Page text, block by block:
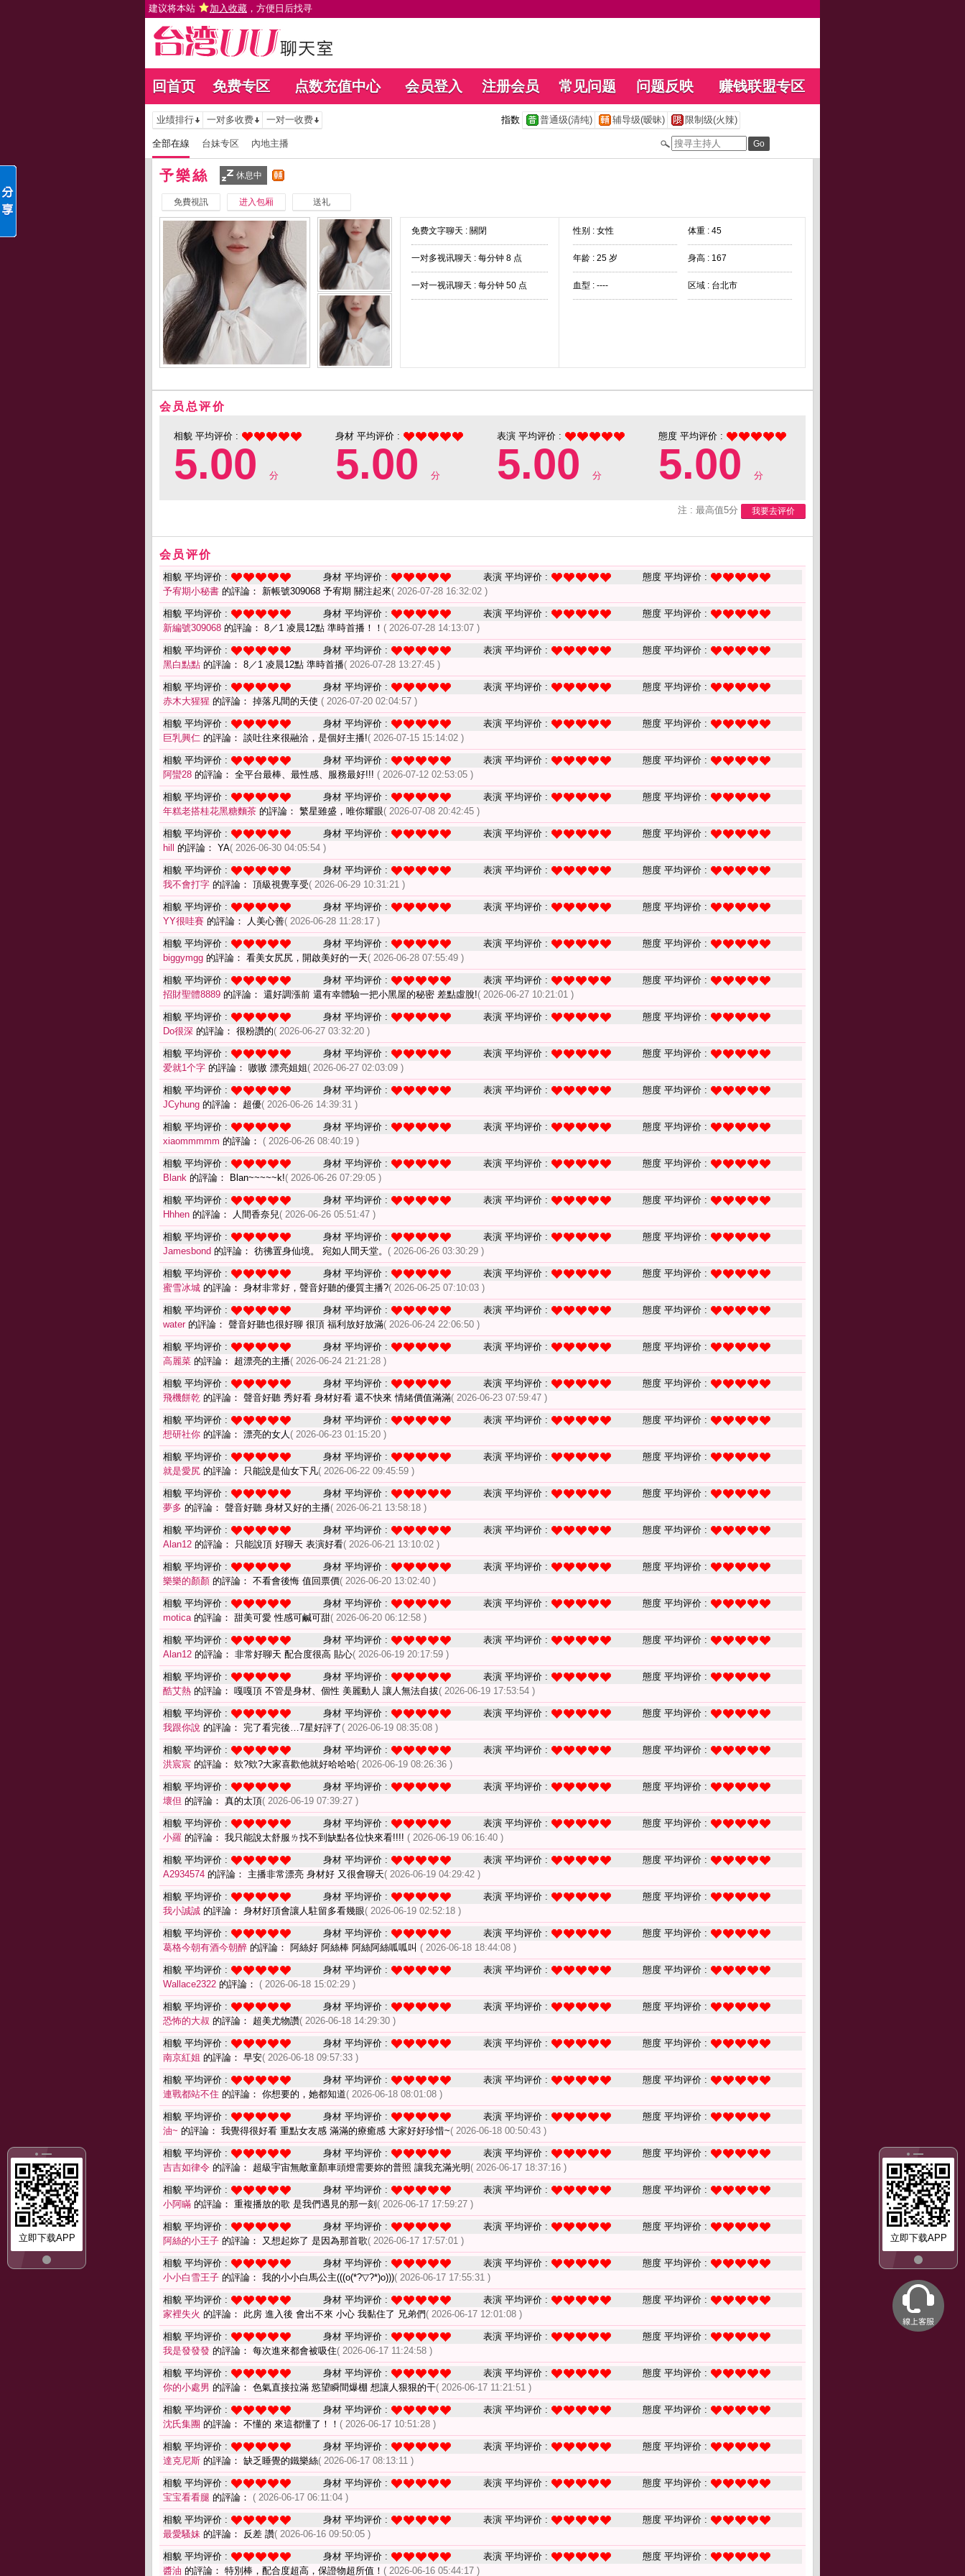
建议将本站 加入收藏 ，方便日后找寻
回首页 免费专区 点数充值中心 会员登入 注册会员 常见问题 问题反映 赚钱联盟专区
立即下载APP
立即下载APP
业绩排行 一对多收费 一对一收费 指数 普通级(清纯) 辅导级(暧昧) 限制级(火辣)
全部在線 台妹专区 內地主播
予樂絲 休息中
免費視訊 进入包厢 送礼
免费文字聊天 : 關閉
一对多视讯聊天 : 每分钟 8 点
一对一视讯聊天 : 每分钟 50 点
性别 : 女性 体重 : 45
年龄 : 25 岁 身高 : 167
血型 : ---- 区域 : 台北市
会员总评价
相貌 平均评价 :
5.00 分
身材 平均评价 :
5.00 分
表演 平均评价 :
5.00 分
態度 平均评价 :
5.00 分
注 : 最高值5分 我要去评价
会员评价
相貌 平均评价 : 身材 平均评价 : 表演 平均评价 :
態度 平均评价 :
予宥期小秘書 的評論： 新帳號309068 予宥期 關注起來( 2026-07-28 16:32:02 )
相貌 平均评价 : 身材 平均评价 : 表演 平均评价 :
態度 平均评价 :
新編號309068 的評論： 8／1 凌晨12點 準時首播！！ ( 2026-07-28 14:13:07 )
相貌 平均评价 : 身材 平均评价 : 表演 平均评价 :
態度 平均评价 :
黑白點點 的評論： 8／1 凌晨12點 準時首播( 2026-07-28 13:27:45 )
相貌 平均评价 : 身材 平均评价 : 表演 平均评价 :
態度 平均评价 :
赤木大猩猩 的評論： 掉落凡間的天使 ( 2026-07-20 02:04:57 )
相貌 平均评价 : 身材 平均评价 : 表演 平均评价 :
態度 平均评价 :
巨乳興仁 的評論： 談吐往來很融洽，是個好主播!( 2026-07-15 15:14:02 )
相貌 平均评价 : 身材 平均评价 : 表演 平均评价 :
態度 平均评价 :
阿蠻28 的評論： 全平台最棒、最性感、服務最好!!! ( 2026-07-12 02:53:05 )
相貌 平均评价 : 身材 平均评价 : 表演 平均评价 :
態度 平均评价 :
年糕老搭桂花黑糖麵茶 的評論： 繁星雖盛，唯你耀眼( 2026-07-08 20:42:45 )
相貌 平均评价 : 身材 平均评价 : 表演 平均评价 :
態度 平均评价 :
hill
的評論： YA( 2026-06-30 04:05:54 )
相貌 平均评价 : 身材 平均评价 : 表演 平均评价 :
態度 平均评价 :
我不會打字 的評論： 頂級視覺享受( 2026-06-29 10:31:21 )
相貌 平均评价 : 身材 平均评价 : 表演 平均评价 :
態度 平均评价 :
YY很哇賽 的評論： 人美心善( 2026-06-28 11:28:17 )
相貌 平均评价 : 身材 平均评价 : 表演 平均评价 :
態度 平均评价 :
biggymgg 的評論： 看美女尻尻，開啟美好的一天( 2026-06-28 07:55:49 )
相貌 平均评价 : 身材 平均评价 : 表演 平均评价 :
態度 平均评价 :
招財聖體8889 的評論： 還好調漲前 還有幸體驗一把小黑屋的秘密 差點虛脫!( 2026-06-27 10:21:01 )
相貌 平均评价 : 身材 平均评价 : 表演 平均评价 :
態度 平均评价 :
Do很深 的評論： 很粉讚的( 2026-06-27 03:32:20 )
相貌 平均评价 : 身材 平均评价 : 表演 平均评价 :
態度 平均评价 :
爱就1个字 的評論： 嗷嗷 漂亮姐姐( 2026-06-27 02:03:09 )
相貌 平均评价 : 身材 平均评价 : 表演 平均评价 :
態度 平均评价 :
JCyhung 的評論： 超優( 2026-06-26 14:39:31 )
相貌 平均评价 : 身材 平均评价 : 表演 平均评价 :
態度 平均评价 :
xiaommmmm 的評論： ( 2026-06-26 08:40:19 )
相貌 平均评价 : 身材 平均评价 : 表演 平均评价 :
態度 平均评价 :
Blank 的評論： Blan~~~~~k!( 2026-06-26 07:29:05 )
相貌 平均评价 : 身材 平均评价 : 表演 平均评价 :
態度 平均评价 :
Hhhen 的評論： 人間香奈兒( 2026-06-26 05:51:47 )
相貌 平均评价 : 身材 平均评价 : 表演 平均评价 :
態度 平均评价 :
Jamesbond 的評論： 彷彿置身仙境。 宛如人間天堂。 ( 2026-06-26 03:30:29 )
相貌 平均评价 : 身材 平均评价 : 表演 平均评价 :
態度 平均评价 :
蜜雪冰城 的評論： 身材非常好，聲音好聽的優質主播?( 2026-06-25 07:10:03 )
相貌 平均评价 : 身材 平均评价 : 表演 平均评价 :
態度 平均评价 :
water的評論： 聲音好聽也很好聊 很頂 福利放好放滿( 2026-06-24 22:06:50 )
相貌 平均评价 : 身材 平均评价 : 表演 平均评价 :
態度 平均评价 :
高麗菜 的評論： 超漂亮的主播( 2026-06-24 21:21:28 )
相貌 平均评价 : 身材 平均评价 : 表演 平均评价 :
態度 平均评价 :
飛機餅乾 的評論： 聲音好聽 秀好看 身材好看 還不快來 情緒價值滿滿( 2026-06-23 07:59:47 )
相貌 平均评价 : 身材 平均评价 : 表演 平均评价 :
態度 平均评价 :
想研社你 的評論： 漂亮的女人 ( 2026-06-23 01:15:20 )
相貌 平均评价 : 身材 平均评价 : 表演 平均评价 :
態度 平均评价 :
就是愛尻 的評論： 只能說是仙女下凡( 2026-06-22 09:45:59 )
相貌 平均评价 : 身材 平均评价 : 表演 平均评价 :
態度 平均评价 :
夢多 的評論： 聲音好聽 身材又好的主播( 2026-06-21 13:58:18 )
相貌 平均评价 : 身材 平均评价 : 表演 平均评价 :
態度 平均评价 :
Alan12 的評論： 只能說頂 好聊天 表演好看( 2026-06-21 13:10:02 )
相貌 平均评价 : 身材 平均评价 : 表演 平均评价 :
態度 平均评价 :
樂樂的顏顏 的評論： 不看會後悔 值回票價( 2026-06-20 13:02:40 )
相貌 平均评价 : 身材 平均评价 : 表演 平均评价 :
態度 平均评价 :
motica的評論： 甜美可愛 性感可鹹可甜( 2026-06-20 06:12:58 )
相貌 平均评价 : 身材 平均评价 : 表演 平均评价 :
態度 平均评价 :
Alan12 的評論： 非常好聊天 配合度很高 貼心( 2026-06-19 20:17:59 )
相貌 平均评价 : 身材 平均评价 : 表演 平均评价 :
態度 平均评价 :
酷艾熱 的評論： 嘎嘎頂 不管是身材、個性 美麗動人 讓人無法自拔( 2026-06-19 17:53:54 )
相貌 平均评价 : 身材 平均评价 : 表演 平均评价 :
態度 平均评价 :
我跟你說 的評論： 完了看完後…7星好評了 ( 2026-06-19 08:35:08 )
相貌 平均评价 : 身材 平均评价 : 表演 平均评价 :
態度 平均评价 :
洪宸宸 的評論： 欸?欸?大家喜歡他就好哈哈哈( 2026-06-19 08:26:36 )
相貌 平均评价 : 身材 平均评价 : 表演 平均评价 :
態度 平均评价 :
壞但 的評論： 真的太頂( 2026-06-19 07:39:27 )
相貌 平均评价 : 身材 平均评价 : 表演 平均评价 :
態度 平均评价 :
小羅 的評論： 我只能說太舒服ㄌ找不到缺點各位快來看!!!! ( 2026-06-19 06:16:40 )
相貌 平均评价 : 身材 平均评价 : 表演 平均评价 :
態度 平均评价 :
A2934574 的評論： 主播非常漂亮 身材好 又很會聊天( 2026-06-19 04:29:42 )
相貌 平均评价 : 身材 平均评价 : 表演 平均评价 :
態度 平均评价 :
我小誠誠 的評論： 身材好頂會讓人駐留多看幾眼( 2026-06-19 02:52:18 )
相貌 平均评价 : 身材 平均评价 : 表演 平均评价 :
態度 平均评价 :
葛格今朝有酒今朝醉 的評論： 阿絲好 阿絲棒 阿絲阿絲呱呱叫 ( 2026-06-18 18:44:08 )
相貌 平均评价 : 身材 平均评价 : 表演 平均评价 :
態度 平均评价 :
Wallace2322 的評論： ( 2026-06-18 15:02:29 )
相貌 平均评价 : 身材 平均评价 : 表演 平均评价 :
態度 平均评价 :
恐怖的大叔 的評論： 超美尤物讚( 2026-06-18 14:29:30 )
相貌 平均评价 : 身材 平均评价 : 表演 平均评价 :
態度 平均评价 :
南京紅姐 的評論： 早安( 2026-06-18 09:57:33 )
相貌 平均评价 : 身材 平均评价 : 表演 平均评价 :
態度 平均评价 :
連戰都站不住 的評論： 你想要的，她都知道( 2026-06-18 08:01:08 )
相貌 平均评价 : 身材 平均评价 : 表演 平均评价 :
態度 平均评价 :
油~ 的評論： 我覺得很好看 重點女友感 滿滿的療癒感 大家好好珍惜~( 2026-06-18 00:50:43 )
相貌 平均评价 : 身材 平均评价 : 表演 平均评价 :
態度 平均评价 :
吉吉如律令 的評論： 超級宇宙無敵童顏車頭燈需要妳的普照 讓我充滿光明 ( 2026-06-17 18:37:16 )
相貌 平均评价 : 身材 平均评价 : 表演 平均评价 :
態度 平均评价 :
小阿瞞 的評論： 重複播放的歌 是我們遇見的那一刻 ( 2026-06-17 17:59:27 )
相貌 平均评价 : 身材 平均评价 : 表演 平均评价 :
態度 平均评价 :
阿絲的小王子 的評論： 又想起妳了 是因為那首歌( 2026-06-17 17:57:01 )
相貌 平均评价 : 身材 平均评价 : 表演 平均评价 :
態度 平均评价 :
小小白雪王子 的評論： 我的小小白馬公主(((o(*?▽?*)o)))( 2026-06-17 17:55:31 )
相貌 平均评价 : 身材 平均评价 : 表演 平均评价 :
態度 平均评价 :
家裡失火 的評論： 此房 進入後 會出不來 小心 我黏住了 兄弟們( 2026-06-17 12:01:08 )
相貌 平均评价 : 身材 平均评价 : 表演 平均评价 :
態度 平均评价 :
我是發發發 的評論： 每次進來都會被吸住( 2026-06-17 11:24:58 )
相貌 平均评价 : 身材 平均评价 : 表演 平均评价 :
態度 平均评价 :
你的小處男 的評論： 色氣直接拉滿 慾望瞬間爆棚 想讓人狠狠的干( 2026-06-17 11:21:51 )
相貌 平均评价 : 身材 平均评价 : 表演 平均评价 :
態度 平均评价 :
沈氏集團 的評論： 不懂的 來這都懂了！！ ( 2026-06-17 10:51:28 )
相貌 平均评价 : 身材 平均评价 : 表演 平均评价 :
態度 平均评价 :
達克尼斯 的評論： 缺乏睡覺的鐵樂絲( 2026-06-17 08:13:11 )
相貌 平均评价 : 身材 平均评价 : 表演 平均评价 :
態度 平均评价 :
宝宝看看腿 的評論： ( 2026-06-17 06:11:04 )
相貌 平均评价 : 身材 平均评价 : 表演 平均评价 :
態度 平均评价 :
最愛騷妹 的評論： 反差 讚( 2026-06-16 09:50:05 )
相貌 平均评价 : 身材 平均评价 : 表演 平均评价 :
態度 平均评价 :
醬油 的評論： 特別棒，配合度超高，保證物超所值！ ( 2026-06-16 05:44:17 )